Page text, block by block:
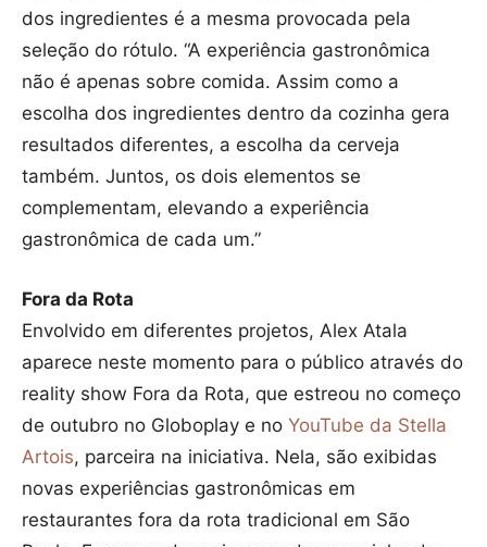
dos ingredientes é a mesma provocada pela
seleção do rótulo. “A experiência gastronômica
não é apenas sobre comida. Assim como a
escolha dos ingredientes dentro da cozinha gera
resultados diferentes, a escolha da cerveja
também. Juntos, os dois elementos se
complementam, elevando a experiência
gastronômica de cada um.”
Fora da Rota
Envolvido em diferentes projetos, Alex Atala
aparece neste momento para o público através do
reality show Fora da Rota, que estreou no começo
de outubro no Globoplay e no YouTube da Stella
Artois, parceira na iniciativa. Nela, são exibidas
novas experiências gastronômicas em
restaurantes fora da rota tradicional em São